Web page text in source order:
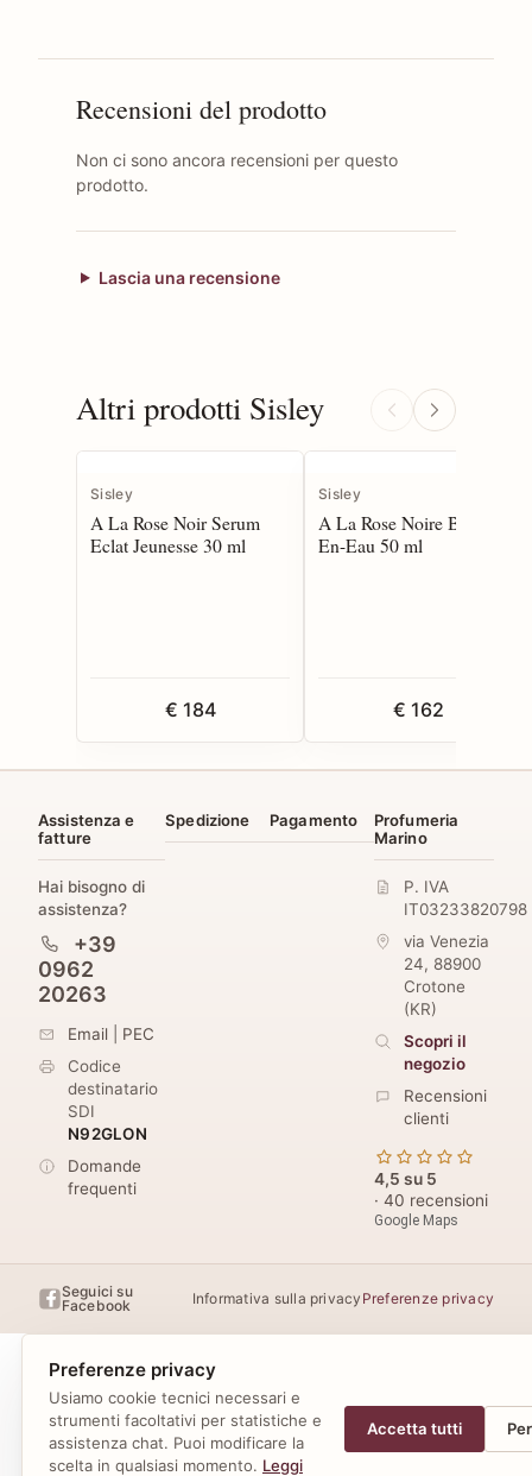
Recensioni del prodotto
Non ci sono ancora recensioni per questo
prodotto.
Lascia una recensione
Altri prodotti Sisley
Sisley
A La Rose Noir Serum
Eclat Jeunesse 30 ml
€ 184
Sisley
A La Rose Noire Baume
En-Eau 50 ml
€ 162
Assistenza e
fatture
Hai bisogno di
assistenza?
+39
0962
20263
Email
PEC
Codice
destinatario
SDI
N92GLON
Domande
frequenti
Spedizione Pagamento
Profumeria
Marino
P. IVA
IT03233820798
via Venezia
24, 88900
Crotone
(KR)
Scopri il
negozio
Recensioni
clienti
4,5 su 5
· 40 recensioni
Google Maps
Seguici su
Facebook
Informativa sulla privacy Preferenze privacy
Preferenze privacy
Usiamo cookie tecnici necessari e
strumenti facoltativi per statistiche e
assistenza chat. Puoi modificare la
scelta in qualsiasi momento. Leggi
Accetta tutti